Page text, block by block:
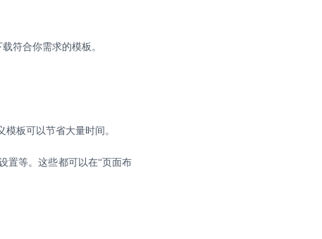
符合你需求的模板。
板可以节省大量时间。
置等。这些都可以在“页面布